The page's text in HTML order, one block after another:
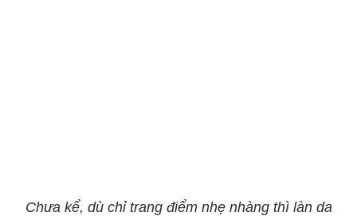
Chưa kể, dù chỉ trang điểm nhẹ nhàng thì làn da